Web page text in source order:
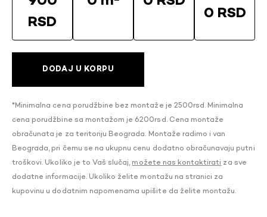
RSD
0 RSD
DODAJ U KORPU
*Minimalna cena porudžbine bez montaže je 2500rsd. Minimalna
cena porudžbine sa montažom je 6200rsd. Cena montaže
obračunata je za teritoriju Beograda. Montaže radimo i van
Beograda, pri čemu se na ukupnu cenu dodatno obračunavaju putni
troškovi. Ukoliko je to Vaš slučaj, možete nas kontaktirati za sve
dodatne informacije. Ukoliko želite montažu na stranici za
kupovinu u dodatnim napomenama upišite da želite montažu.